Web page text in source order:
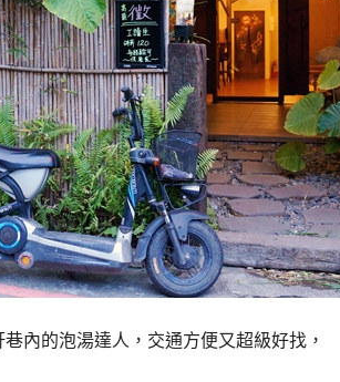
內的泡湯達人，交通方便又超級好找，